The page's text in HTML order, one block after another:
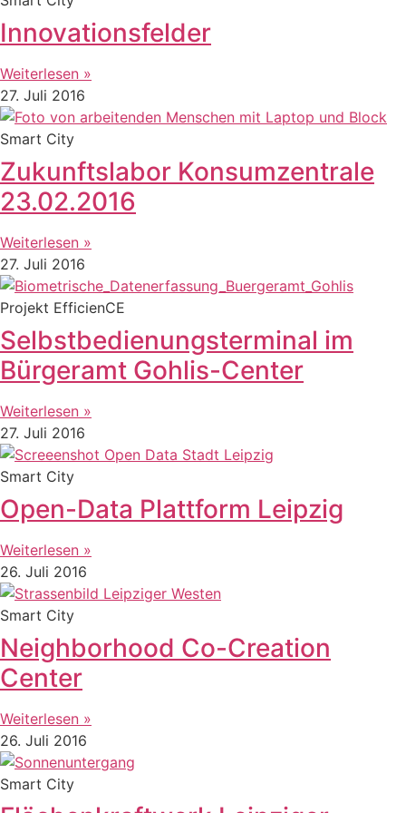
Innovationsfelder
Weiterlesen »
27. Juli 2016
Smart City
Zukunftslabor Konsumzentrale
23.02.2016
Weiterlesen »
27. Juli 2016
Projekt EfficienCE
Selbstbedienungsterminal im
Bürgeramt Gohlis-Center
Weiterlesen »
27. Juli 2016
Smart City
Open-Data Plattform Leipzig
Weiterlesen »
26. Juli 2016
Smart City
Neighborhood Co-Creation
Center
Weiterlesen »
26. Juli 2016
Smart City